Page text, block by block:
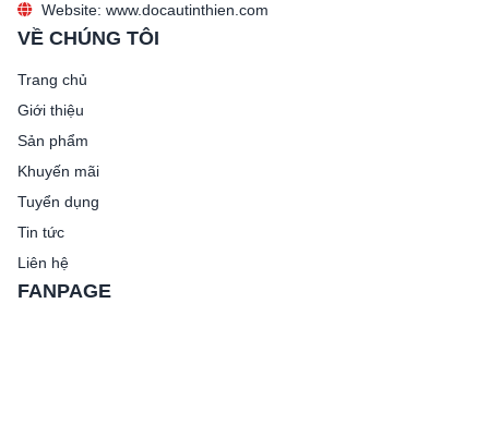
Website: www.docautinthien.com
VỀ CHÚNG TÔI
Trang chủ
Giới thiệu
Sản phẩm
Khuyến mãi
Tuyển dụng
Tin tức
Liên hệ
FANPAGE